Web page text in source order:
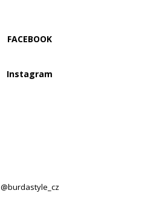
FACEBOOK
Instagram
@burdastyle_cz